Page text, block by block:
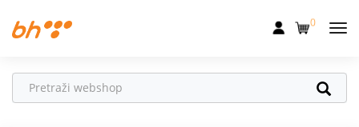
Fiksna
0
Ne propusti